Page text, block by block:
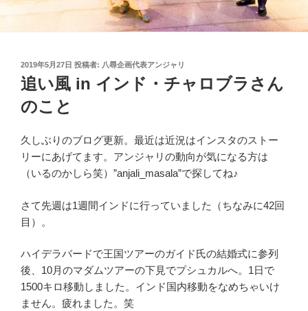
投
稿
日:
2019年5月27日 投稿者: 八尋企画代表アンジャリ
追い風 in インド・チャロブラさん
のこと
久しぶりのブログ更新。最近は近況はインスタのストー
リーにあげてます。アンジャリの動向が気になる方は
（いるのかしら笑）”anjali_masala”で探してね♪
さて先週は1週間インドに行っていました（ちなみに42回
目）。
ハイデラバードで王国ツアーのガイド氏の結婚式に参列
後、10月のマダムツアーの下見でプシュカルへ。1日で
1500キロ移動しました。インド国内移動をなめちゃいけ
ません。疲れました。笑